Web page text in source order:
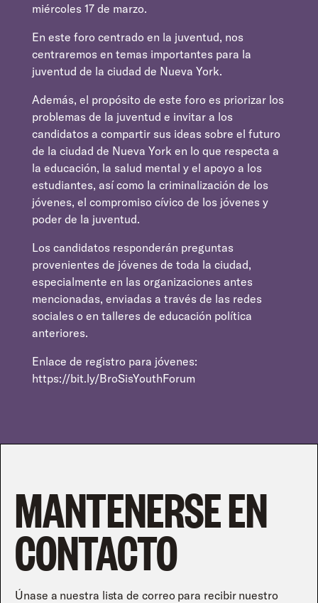
miércoles 17 de marzo.
En este foro centrado en la juventud, nos
centraremos en temas importantes para la
juventud de la ciudad de Nueva York.
Además, el propósito de este foro es priorizar los
problemas de la juventud e invitar a los
candidatos a compartir sus ideas sobre el futuro
de la ciudad de Nueva York en lo que respecta a
la educación, la salud mental y el apoyo a los
estudiantes, así como la criminalización de los
jóvenes, el compromiso cívico de los jóvenes y
poder de la juventud.
Los candidatos responderán preguntas
provenientes de jóvenes de toda la ciudad,
especialmente en las organizaciones antes
mencionadas, enviadas a través de las redes
sociales o en talleres de educación política
anteriores.
Enlace de registro para jóvenes:
https://bit.ly/BroSisYouthForum
MANTENERSE EN
CONTACTO
Únase a nuestra lista de correo para recibir nuestro